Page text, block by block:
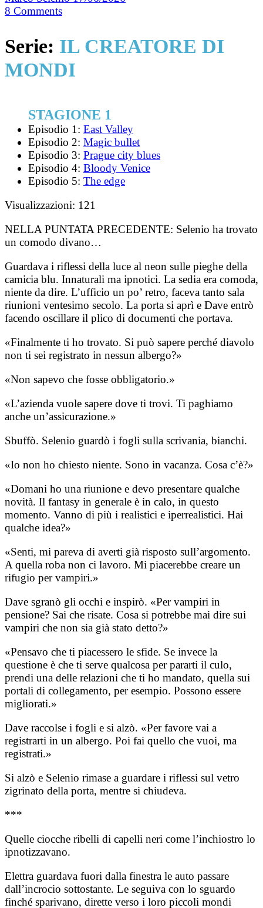
8 Comments
Serie: IL CREATORE DI
MONDI
STAGIONE 1
Episodio 1: East Valley
Episodio 2: Magic bullet
Episodio 3: Prague city blues
Episodio 4: Bloody Venice
Episodio 5: The edge
Visualizzazioni: 121
NELLA PUNTATA PRECEDENTE: Selenio ha trovato
un comodo divano…
Guardava i riflessi della luce al neon sulle pieghe della
camicia blu. Innaturali ma ipnotici. La sedia era comoda,
niente da dire. L’ufficio un po’ retro, faceva tanto sala
riunioni ventesimo secolo. La porta si aprì e Dave entrò
facendo oscillare il plico di documenti che portava.
«Finalmente ti ho trovato. Si può sapere perché diavolo
non ti sei registrato in nessun albergo?»
«Non sapevo che fosse obbligatorio.»
«L’azienda vuole sapere dove ti trovi. Ti paghiamo
anche un’assicurazione.»
Sbuffò. Selenio guardò i fogli sulla scrivania, bianchi.
«Io non ho chiesto niente. Sono in vacanza. Cosa c’è?»
«Domani ho una riunione e devo presentare qualche
novità. Il fantasy in generale è in calo, in questo
momento. Vanno di più i realistici e iperrealistici. Hai
qualche idea?»
«Senti, mi pareva di averti già risposto sull’argomento.
A quella roba non ci lavoro. Mi piacerebbe creare un
rifugio per vampiri.»
Dave sgranò gli occhi e inspirò. «Per vampiri in
pensione? Sai che risate. Cosa si potrebbe mai dire sui
vampiri che non sia già stato detto?»
«Pensavo che ti piacessero le sfide. Se invece la
questione è che ti serve qualcosa per pararti il culo,
prendi una delle relazioni che ti ho mandato, quella sui
portali di collegamento, per esempio. Possono essere
migliorati.»
Dave raccolse i fogli e si alzò. «Per favore vai a
registrarti in un albergo. Poi fai quello che vuoi, ma
registrati.»
Si alzò e Selenio rimase a guardare i riflessi sul vetro
zigrinato della porta, mentre si chiudeva.
***
Quelle ciocche ribelli di capelli neri come l’inchiostro lo
ipnotizzavano.
Elettra guardava fuori dalla finestra le auto passare
dall’incrocio sottostante. Le seguiva con lo sguardo
finché sparivano, dirette verso i loro piccoli mondi